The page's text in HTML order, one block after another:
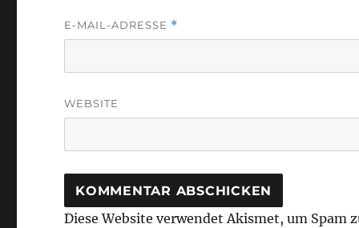
E-MAIL-ADRESSE *
WEBSITE
Diese Website verwendet Akismet, um Spam